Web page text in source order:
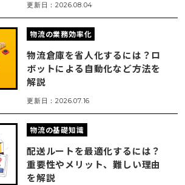
更新日：2026.08.04
物流の業務効率化
物流倉庫を省人化するには？ロ
ボットによる自動化など方法を
解説
更新日：2026.07.16
物流の基礎知識
配送ルートを最適化するには？
重要性やメリット、難しい理由
を解説